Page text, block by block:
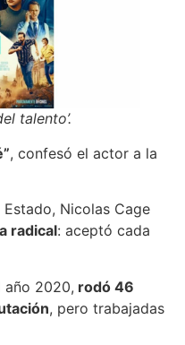
talento’.
, confesó el actor a la
Nicolas Cage
radical: aceptó cada
año 2020, rodó 46
, pero trabajadas